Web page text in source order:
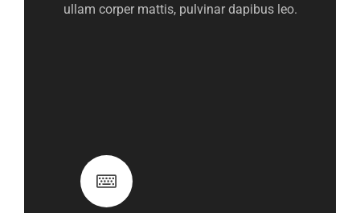
ullam corper mattis, pulvinar dapibus leo.